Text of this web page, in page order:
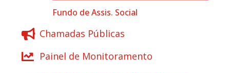
Fundo de Assis. Social
Chamadas Públicas
Painel de Monitoramento